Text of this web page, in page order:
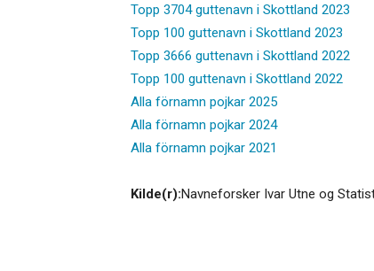
Topp 3704 guttenavn i Skottland 2023
Topp 100 guttenavn i Skottland 2023
Topp 3666 guttenavn i Skottland 2022
Topp 100 guttenavn i Skottland 2022
Alla förnamn pojkar 2025
Alla förnamn pojkar 2024
Alla förnamn pojkar 2021
Kilde(r):Navneforsker Ivar Utne og